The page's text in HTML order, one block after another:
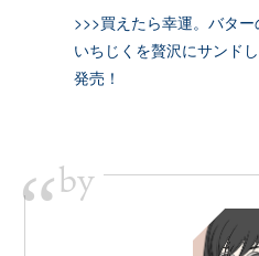
>>>買えたら幸運。バタ
いちじくを贅沢にサンド
発売！
“by